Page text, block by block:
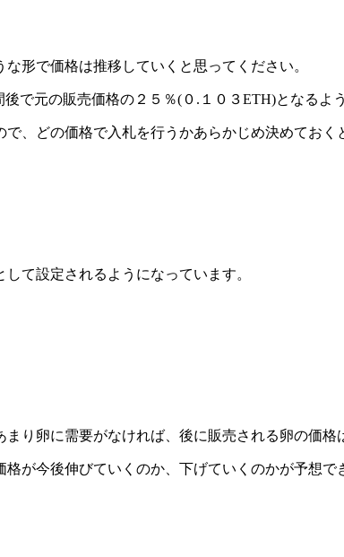
形で価格は推移していくと思ってください。
で元の販売価格の２５％(０.１０３ETH)となるよう
、どの価格で入札を行うかあらかじめ決めておく
して設定されるようになっています。
り卵に需要がなければ、後に販売される卵の価格
が今後伸びていくのか、下げていくのかが予想で